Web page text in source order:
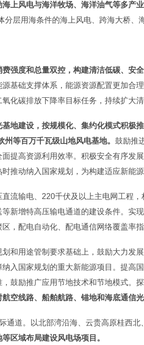
上风电与海洋牧场、海洋油气等多产
分层用海条件的海上风电、跨海大桥、
强度和总量双控，构建清洁低碳、安全
基础支撑体系，能源资源配置更加合
化碳排放下降率目标任务，持续扩大
地建设，按规模化、集约化模式积极
等百万千瓦级山地风电基地。 鼓励推
提高资源利用效率。积极安全有序发
推动纳入国家规划，为构建适应新能
流输电、220千伏及以上主电网工程
新增特高压输电通道的建设条件。实
，配电自动化、配电通信网络覆盖率
和用途管制要求基础上，鼓励大力发
入国家规划的重大新能源项目。提高
鼓励推广应用节地技术和节地模式。
空线路、船舶航路、锚地和海底通信光
通道。以北部湾沿海、云贵高原桂西
区域布局建设风电场项目。